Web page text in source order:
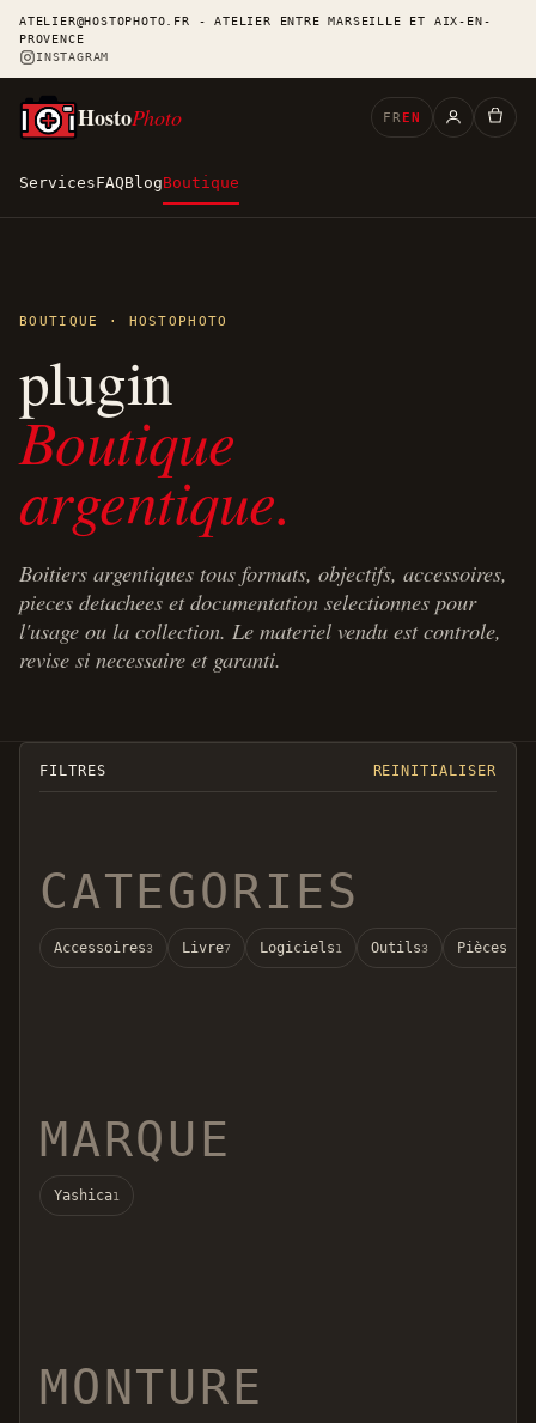
ATELIER@HOSTOPHOTO.FR - ATELIER ENTRE MARSEILLE ET AIX-EN-
PROVENCE
INSTAGRAM
ServicesFAQBlogBoutique
HostoPhoto FR EN
BOUTIQUE · HOSTOPHOTO
plugin
Boutique
argentique.
Boitiers argentiques tous formats, objectifs, accessoires,
pieces detachees et documentation selectionnes pour
l'usage ou la collection. Le materiel vendu est controle,
revise si necessaire et garanti.
FILTRES REINITIALISER
CATEGORIES
Accessoires3 Livre7 Logiciels1 Outils3 Pièces
MARQUE
Yashica1
MONTURE